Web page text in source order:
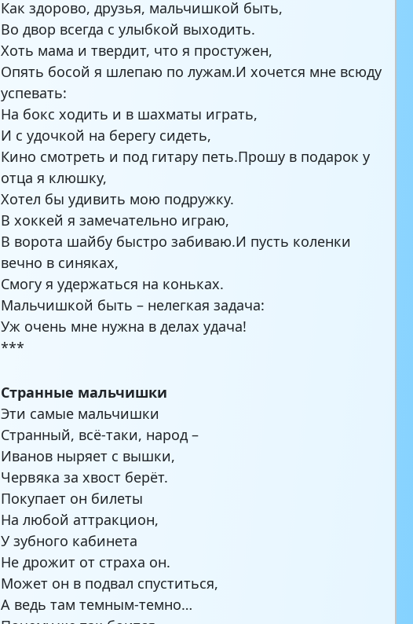
Как здорово, друзья, мальчишкой быть,
Во двор всегда с улыбкой выходить.
Хоть мама и твердит, что я простужен,
Опять босой я шлепаю по лужам.И хочется мне всюду
успевать:
На бокс ходить и в шахматы играть,
И с удочкой на берегу сидеть,
Кино смотреть и под гитару петь.Прошу в подарок у
отца я клюшку,
Хотел бы удивить мою подружку.
В хоккей я замечательно играю,
В ворота шайбу быстро забиваю.И пусть коленки
вечно в синяках,
Смогу я удержаться на коньках.
Мальчишкой быть – нелегкая задача:
Уж очень мне нужна в делах удача!
***
Странные мальчишки
Эти самые мальчишки
Странный, всё-таки, народ –
Иванов ныряет с вышки,
Червяка за хвост берёт.
Покупает он билеты
На любой аттракцион,
У зубного кабинета
Не дрожит от страха он.
Может он в подвал спуститься,
А ведь там темным-темно…